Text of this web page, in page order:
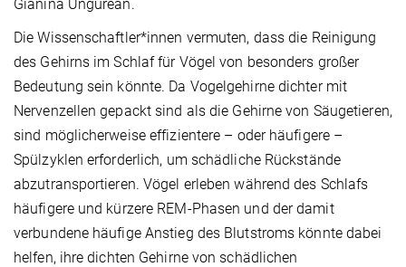
Gianina Ungurean.
Die Wissenschaftler*innen vermuten, dass die Reinigung
des Gehirns im Schlaf für Vögel von besonders großer
Bedeutung sein könnte. Da Vogelgehirne dichter mit
Nervenzellen gepackt sind als die Gehirne von Säugetieren,
sind möglicherweise effizientere – oder häufigere –
Spülzyklen erforderlich, um schädliche Rückstände
abzutransportieren. Vögel erleben während des Schlafs
häufigere und kürzere REM-Phasen und der damit
verbundene häufige Anstieg des Blutstroms könnte dabei
helfen, ihre dichten Gehirne von schädlichen